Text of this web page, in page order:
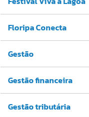
Floripa Conecta
Gestão
Gestão financeira
Gestão tributária